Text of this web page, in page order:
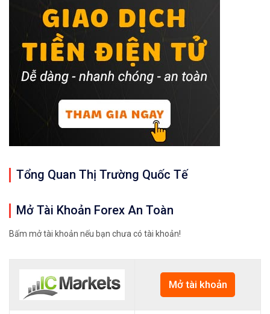
Tổng Quan Thị Trường Quốc Tế
Mở Tài Khoản Forex An Toàn
Bấm mở tài khoản nếu bạn chưa có tài khoản!
Mở tài khoản